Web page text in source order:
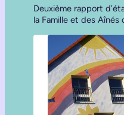
Deuxième rapport
la Famille et des